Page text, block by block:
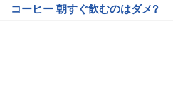
コーヒー 朝すぐ飲むのはダメ?